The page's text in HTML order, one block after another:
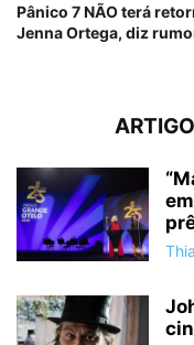
Pânico 7 NÃO terá
Jenna Ortega, diz